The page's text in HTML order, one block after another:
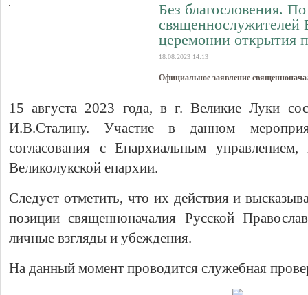
Без благословения.
священнослужителей
церемонии открытия
18.08.2023 14:13
Официальное заявление
15 августа 2023 года, в г. Великие Луки
И.В.Сталину. Участие в данном
согласования с Епархиальным
Великолукской епархии.
Следует отметить, что их действия и
позиции священноначалия Русской
личные взгляды и убеждения.
На данный момент проводится служебная